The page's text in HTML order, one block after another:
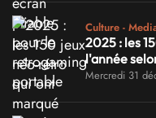
Culture -
2025 : les
l'année
Mercredi 31